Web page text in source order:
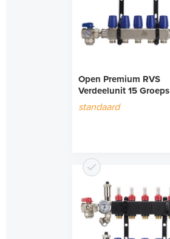
Open Premium RVS
Verdeelunit 15 Groeps
standaard